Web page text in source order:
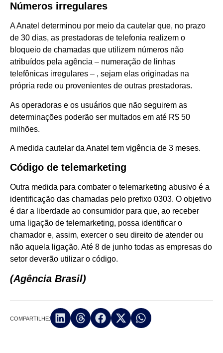
Números irregulares
A Anatel determinou por meio da cautelar que, no prazo
de 30 dias, as prestadoras de telefonia realizem o
bloqueio de chamadas que utilizem números não
atribuídos pela agência – numeração de linhas
telefônicas irregulares – , sejam elas originadas na
própria rede ou provenientes de outras prestadoras.
As operadoras e os usuários que não seguirem as
determinações poderão ser multados em até R$ 50
milhões.
A medida cautelar da Anatel tem vigência de 3 meses.
Código de telemarketing
Outra medida para combater o telemarketing abusivo é a
identificação das chamadas pelo prefixo 0303. O objetivo
é dar a liberdade ao consumidor para que, ao receber
uma ligação de telemarketing, possa identificar o
chamador e, assim, exercer o seu direito de atender ou
não aquela ligação. Até 8 de junho todas as empresas do
setor deverão utilizar o código.
(Agência Brasil)
COMPARTILHE: